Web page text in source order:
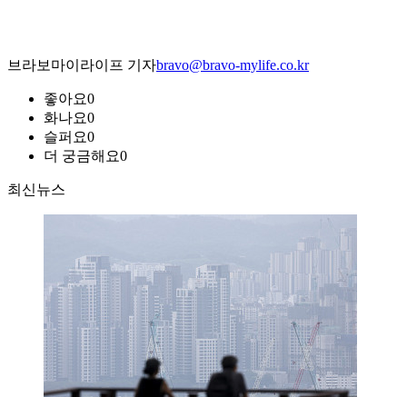
브라보마이라이프 기자bravo@bravo-mylife.co.kr
좋아요0
화나요0
슬퍼요0
더 궁금해요0
최신뉴스